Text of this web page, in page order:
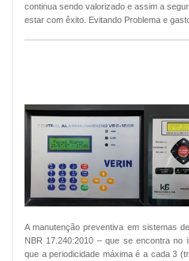
continua sendo valorizado e assim a
estar com êxito. Evitando Problema e
A manutenção preventiva em sistemas
NBR 17.240:2010 – que se encontra no
que a periodicidade máxima é a cada 3